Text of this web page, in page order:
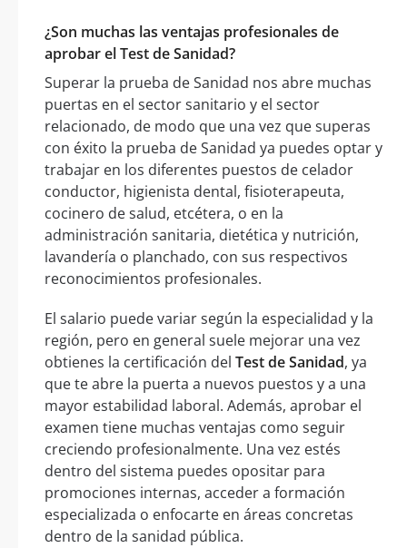
¿Son muchas las ventajas profesionales de
aprobar el Test de Sanidad?
Superar la prueba de Sanidad nos abre muchas
puertas en el sector sanitario y el sector
relacionado, de modo que una vez que superas
con éxito la prueba de Sanidad ya puedes optar y
trabajar en los diferentes puestos de celador
conductor, higienista dental, fisioterapeuta,
cocinero de salud, etcétera, o en la
administración sanitaria, dietética y nutrición,
lavandería o planchado, con sus respectivos
reconocimientos profesionales.
El salario puede variar según la especialidad y la
región, pero en general suele mejorar una vez
obtienes la certificación del Test de Sanidad, ya
que te abre la puerta a nuevos puestos y a una
mayor estabilidad laboral. Además, aprobar el
examen tiene muchas ventajas como seguir
creciendo profesionalmente. Una vez estés
dentro del sistema puedes opositar para
promociones internas, acceder a formación
especializada o enfocarte en áreas concretas
dentro de la sanidad pública.